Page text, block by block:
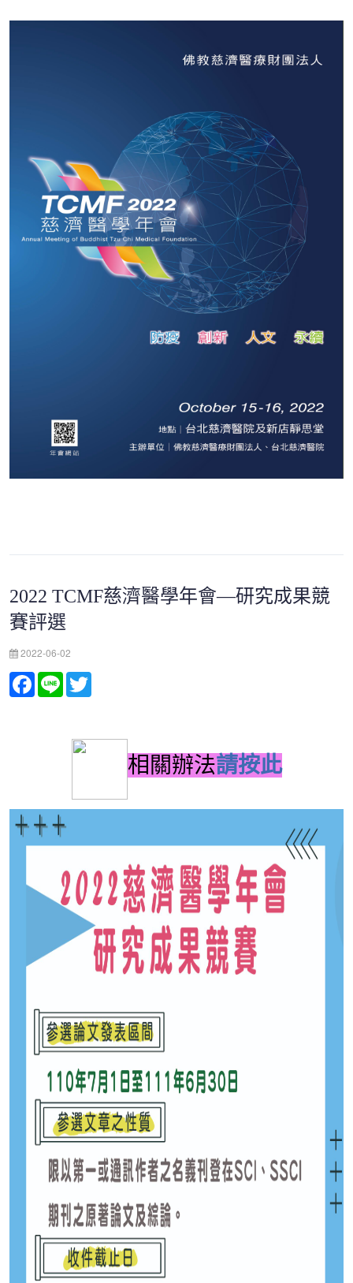
2022 TCMF慈濟醫學年會—研究成果競
賽評選
2022-06-02
Facebook
Line
相關辦法請按此